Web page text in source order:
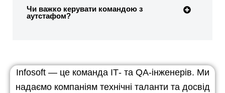
Чи важко керувати командою з
аутстафом?
Infosoft — це команда ІТ- та QA-інженерів. Ми
надаємо компаніям технічні таланти та досвід